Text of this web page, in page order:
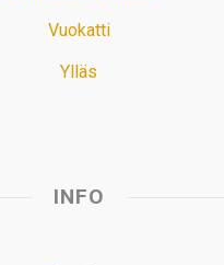
Vuokatti
Ylläs
INFO